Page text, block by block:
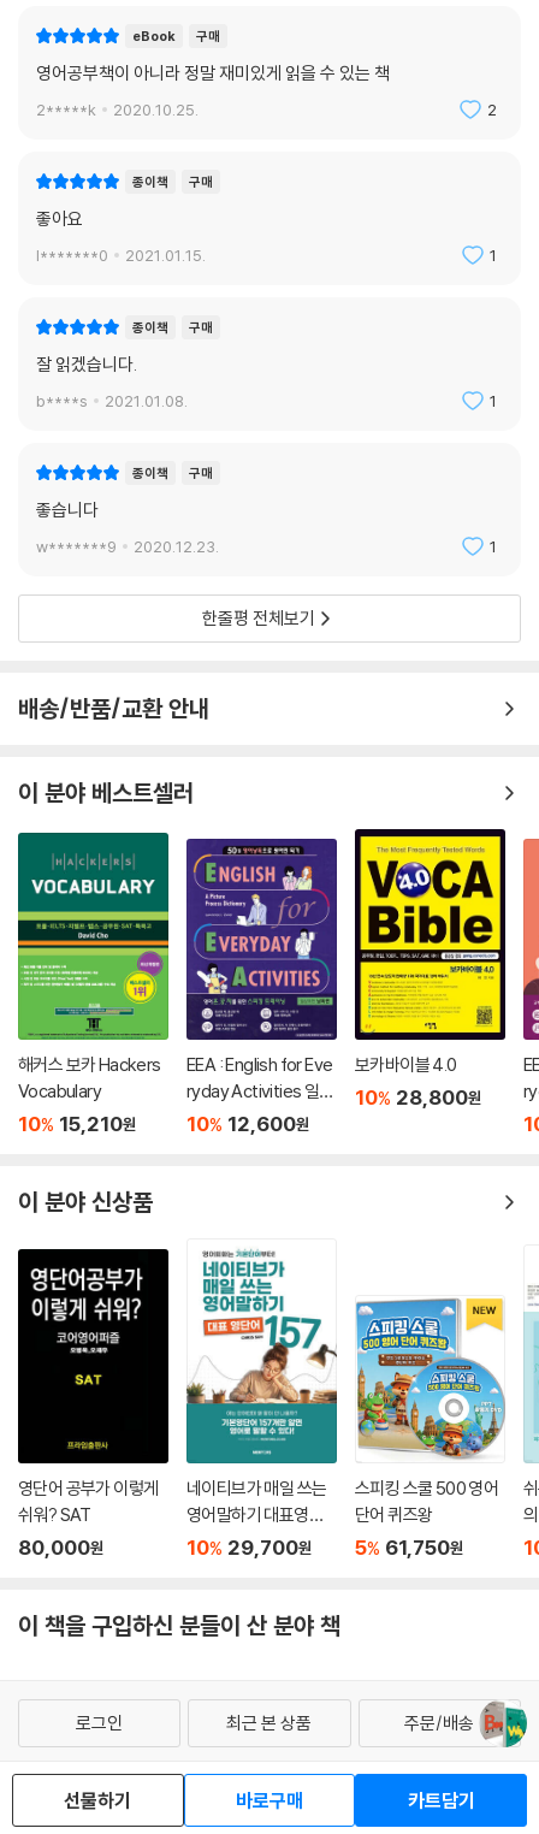
소금 Salt
평온했던 시절 Halcyon Days
개의 날 Dog Days
사이버와 버추얼 Cybermen
돈 버는 여자 Turning Trix
아마추어의 사랑 Amateur Lovers
전쟁의 약속 Wagering War
돈에 쪼들리다 Strapped for Cash
사슴 가죽 Fast Bucks and Dead Ones
퀴즈
주요 참고 문헌
채찍의 별명 ‘아홉 꼬리를 가진 고양이’에서 비롯되었다. ‘마지막으로 헤어
에서 나온 말처럼 여겨지지만 사실은 고대 페르시아의 파르티아 민족(Par
tian)에서 유래한 표현이다. 이처럼 일상적으로 너무나 자연스럽게 쓰이
원을 『걸어 다니는 표현 사전』은 하나하나 짚어주고 펼쳐낸다. 읽어나가다
문학, 스포츠, 전쟁, 음식, 신화…
원에 따라 ‘바다 세계’, ‘오락과 여흥’, ‘정치’, ‘음식의 즐거움’, ‘문학’, ‘동물과
자연’처럼 주제별로 엮어, 관심 있는 분야를 중심으로 흥미롭게 읽어내려
분을 펼쳐서 읽다 보면 어느새 영어 속에 숨겨진 진기한 역사에 빠져들 것
이다. 뛰어난 통역사로도 잘 알려진 방송인 안현모는 이 책이 주는 즐거움
을 “어느 순간 눈가에 총탄이 어른거리기도 하고, 콧가에 바닷바람이 불어
의아하지만 영문도 모른 채 지나갔던 특이한 표현, 꾸역꾸역 외워야 했던
상 못했던 재미나고 심오한 사연을 만날 수 있다. 독자들에게 상상력의 날
eBook 구매
영어공부책이 아니라 정말 재미있게 읽을 수 있는 책
2*****k 2020.10.25. 2
종이책 구매
좋아요
l*******0 2021.01.15. 1
종이책 구매
잘 읽겠습니다.
b****s 2021.01.08. 1
종이책 구매
좋습니다
w*******9 2020.12.23. 1
한줄평 전체보기
배송/반품/교환 안내
이 분야 베스트셀러
해커스 보카 Hackers
Vocabulary
10% 15,210원
EEA : English for Eve
ryday Activities 일상
표현 낭독편
10% 12,600원
보카바이블 4.0
10% 28,800원
이 분야 신상품
영단어 공부가 이렇게
쉬워? SAT
80,000원
네이티브가 매일 쓰는
영어말하기 대표영단
어 157
10% 29,700원
스피킹 스쿨 500 영어
단어 퀴즈왕
5% 61,750원
이 책을 구입하신 분들이 산 분야 책
선물하기 바로구매 카트담기
로그인 최근 본 상품 주문/배송
고객센터 1544-3800 티켓 1544-6399
중고샵 1566-4295
eBook 1:1문의/채팅상담